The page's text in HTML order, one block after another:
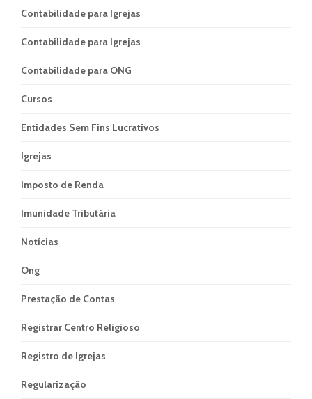
Contabilidade para Igrejas
Contabilidade para Igrejas
Contabilidade para ONG
Cursos
Entidades Sem Fins Lucrativos
Igrejas
Imposto de Renda
Imunidade Tributária
Notícias
Ong
Prestação de Contas
Registrar Centro Religioso
Registro de Igrejas
Regularização